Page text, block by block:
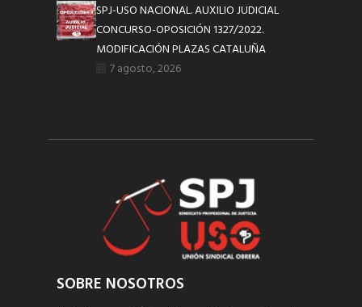
SPJ-USO NACIONAL. AUXILIO JUDICIAL
CONCURSO-OPOSICIÓN 1327/2022.
MODIFICACIÓN PLAZAS CATALUÑA
7 agosto, 2026
SOBRE NOSOTROS